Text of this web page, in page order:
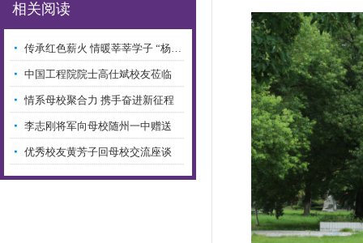
相关阅读
传承红色薪火 情暖莘莘学子 “杨…
中国工程院院士高仕斌校友莅临
随…情系母校聚合力 携手奋进新征程
—…李志刚将军向母校随州一中赠送
国…优秀校友黄芳子回母校交流座谈